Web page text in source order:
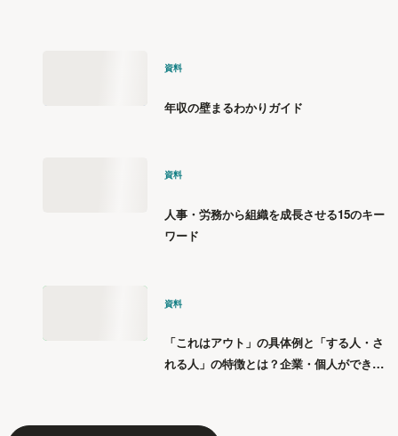
資料
年収の壁まるわかりガイド
資料
人事・労務から組織を成長させる15のキー
ワード
資料
「これはアウト」の具体例と「する人・さ
れる人」の特徴とは？企業・個人ができる